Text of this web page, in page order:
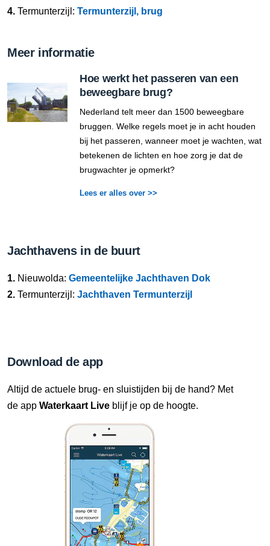
4. Termunterzijl: Termunterzijl, brug
Meer informatie
Hoe werkt het passeren van een
beweegbare brug?
Nederland telt meer dan 1500 beweegbare
bruggen. Welke regels moet je in acht houden
bij het passeren, wanneer moet je wachten, wat
betekenen de lichten en hoe zorg je dat de
brugwachter je opmerkt?
Lees er alles over >>
Jachthavens in de buurt
1. Nieuwolda: Gemeentelijke Jachthaven Dok
2. Termunterzijl: Jachthaven Termunterzijl
Download de app
Altijd de actuele brug- en sluistijden bij de hand? Met
de app Waterkaart Live blijf je op de hoogte.